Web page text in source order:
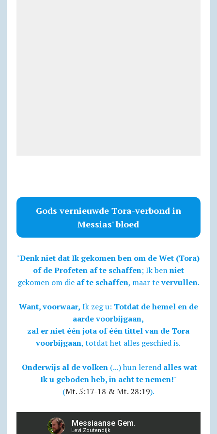
Gods vernieuwde Tora-verbond in
Messias' bloed
"Denk niet dat Ik gekomen ben om de Wet (Tora)
of de Profeten af te schaffen; Ik benniet
gekomen om die af te schaffen, maar tevervullen.
Want, voorwaar, Ik zeg u: Totdat de hemel en de
aarde voorbijgaan,
zal er niet één jota of één tittel van de Tora
voorbijgaan, totdat het alles geschied is.
Onderwijs al de volken(...) hun lerend alles wat
Ik u geboden heb, in acht te nemen!"
(Mt. 5:17-18 & Mt. 28:19).